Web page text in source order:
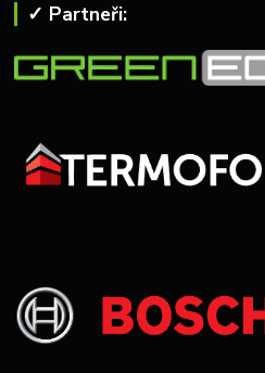
✓ Partneři: